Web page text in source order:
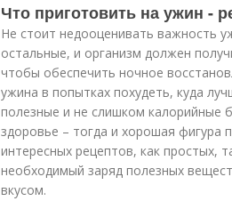
Что приготовить на ужин -
Не стоит недооценивать важность
остальные, и организм должен
чтобы обеспечить ночное
ужина в попытках похудеть, куда
полезные и не слишком калорийные
здоровье – тогда и хорошая фигура
интересных рецептов, как простых,
необходимый заряд полезных
вкусом.